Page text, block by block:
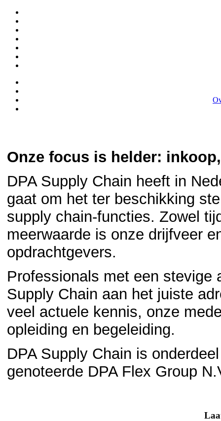
Onze focus is helder:
DPA Supply Chain heeft in
gaat om het ter beschikking
supply chain-functies. Zowel
meerwaarde is onze drijfveer
opdrachtgevers.
Professionals met een stevige
Supply Chain aan het juiste
veel actuele kennis, onze
opleiding en begeleiding.
DPA Supply Chain is
genoteerde DPA Flex Group